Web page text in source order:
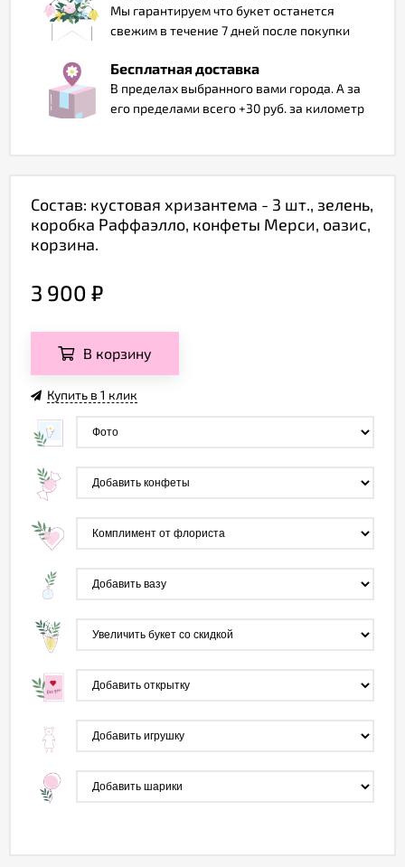
Мы гарантируем что букет останется
свежим в течение 7 дней после покупки
Бесплатная доставка
В пределах выбранного вами города. А за
его пределами всего +30 руб. за километр
Состав: кустовая хризантема - 3 шт., зелень,
коробка Раффаэлло, конфеты Мерси, оазис,
корзина.
3 900 ₽
В корзину
Купить в 1 клик